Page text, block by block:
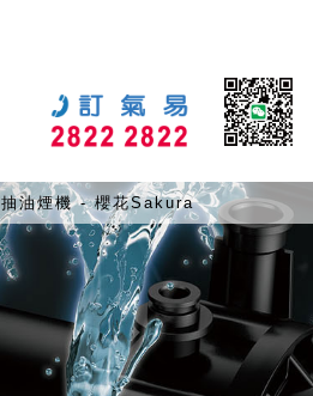
抽油煙機 - 櫻花Sakura